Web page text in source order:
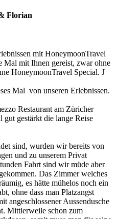
Florian
mit HoneymoonTravel
Mal mit Ihnen gereist, zwar ohne
HoneymoonTravel Special. J
Mal von unseren Erlebnissen.
Restaurant am Züricher
gestärkt die lange Reise
sind, wurden wir bereits von
und zu unserem Privat
Fahrt sind wir müde aber
Das Zimmer welches
es hätte mühelos noch ein
ohne dass man Platzangst
angeschlossener Aussendusche
Mittlerweile schon zum